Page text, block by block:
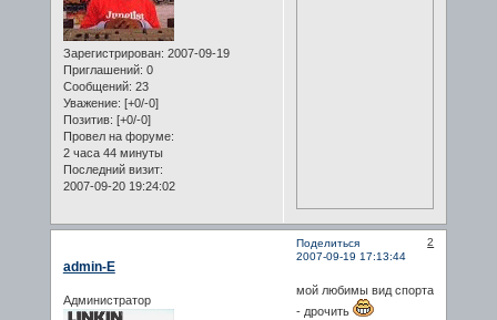
Зарегистрирован: 2007-09-19
Приглашений: 0
Сообщений: 23
Уважение: [+0/-0]
Позитив: [+0/-0]
Провел на форуме:
2 часа 44 минуты
Последний визит:
2007-09-20 19:24:02
Поделиться
2
2007-09-19 17:13:44
admin-E
Администратор
мой любимы вид спорта
- дрочить